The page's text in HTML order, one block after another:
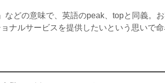
などの意味で、英語のpeak、topと同義。
ナルサービスを提供したいという思いで命